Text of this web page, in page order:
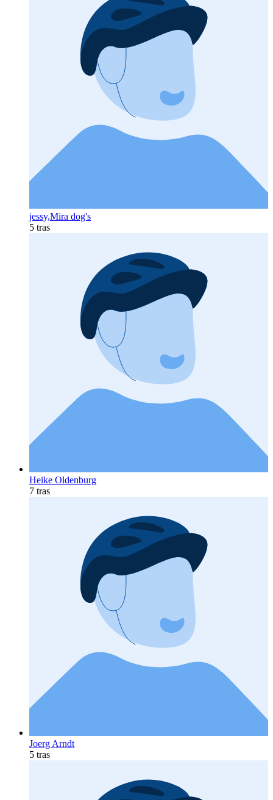
jessy,Mira dog's
5 tras
Heike Oldenburg
7 tras
Joerg Arndt
5 tras